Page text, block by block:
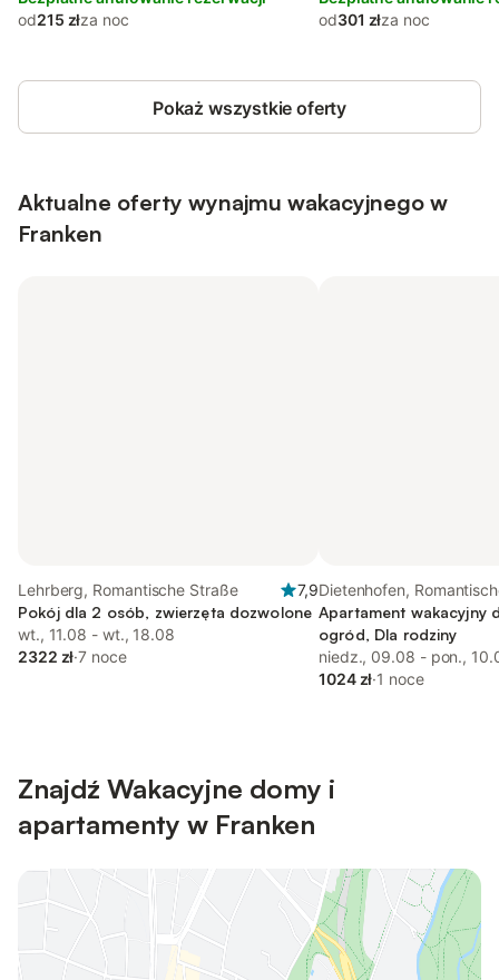
od215 złza noc
od301 złza noc
Pokaż wszystkie oferty
Aktualne oferty wynajmu wakacyjnego w
Franken
Lehrberg, Romantische Straße
7,9
Pokój dla 2 osób, zwierzęta dozwolone
wt., 11.08 - wt., 18.08
2322 zł·7 noce
Dietenhofen,
Apartament wakacyjny
ogród, Dla rodziny
niedz., 09.08 - pon.,
1024 zł·1 noce
Znajdź Wakacyjne domy i
apartamenty w Franken